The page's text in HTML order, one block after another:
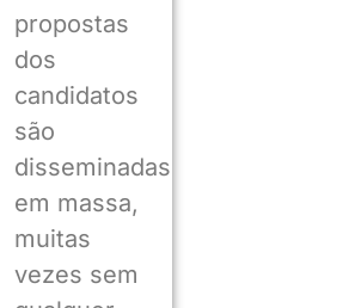
propostas
dos
candidatos
são
disseminadas
em massa,
muitas
vezes sem